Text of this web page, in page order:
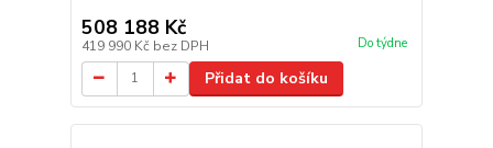
508 188 Kč
419 990 Kč bez DPH Do týdne
Přidat do košíku